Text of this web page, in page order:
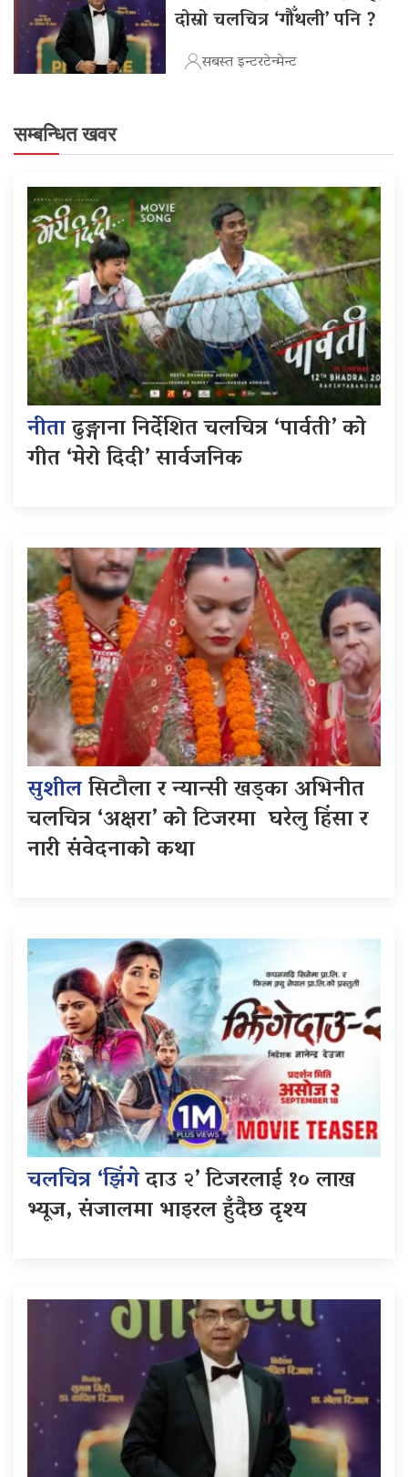
दोस्रो चलचित्र ‘गौँथली’ पनि ?
सबस्त इन्टरटेन्मेन्ट
सम्बन्धित खवर
नीताढुङ्गाना निर्देशित चलचित्र ‘पार्वती’ को
गीत ‘मेरो दिदी’ सार्वजनिक
सुशीलसिटौला र न्यान्सी खड्का अभिनीत
चलचित्र ‘अक्षरा’ को टिजरमा घरेलु हिंसा र
नारी संवेदनाको कथा
चलचित्र ‘झिंगेदाउ २’ टिजरलाई १० लाख
भ्यूज, संजालमा भाइरल हुँदैछ दृश्य